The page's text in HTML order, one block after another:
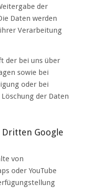
der
Daten werden
Verarbeitung
der bei uns über
sowie bei
oder bei
der Daten
Google
von
oder YouTube